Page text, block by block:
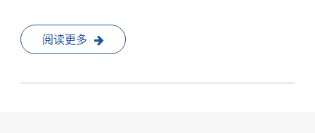
阅读更多